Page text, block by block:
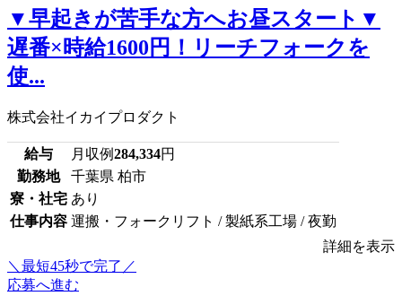
▼早起きが苦手な方へお昼スタート▼
遅番×時給1600円！リーチフォークを
使...
株式会社イカイプロダクト
給与 月収例284,334円
勤務地
千葉県 柏市
寮・社宅 あり
仕事内容 運搬・フォークリフト / 製紙系工場 / 夜勤
詳細を表示
＼最短45秒で完了／
応募へ進む